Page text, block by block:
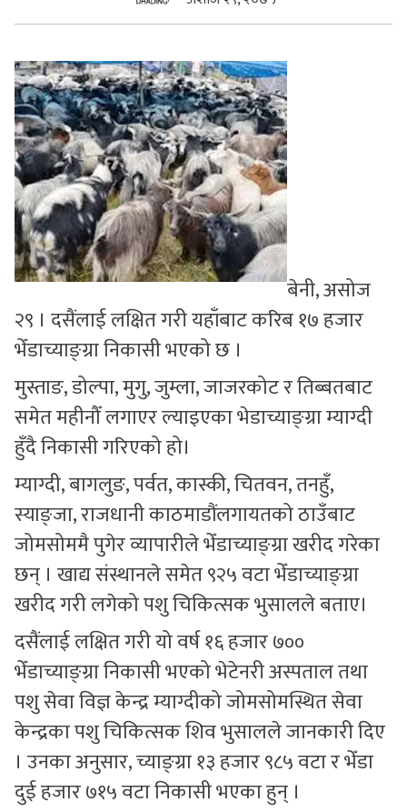
सुचनाहरु
स्वास्थ्य
भिडियो
बेनी, असोज
२९ । दसैंलाई लक्षित गरी यहाँबाट करिब १७ हजार
भेँडाच्याङ्ग्रा निकासी भएको छ ।
मुस्ताङ, डोल्पा, मुगु, जुम्ला, जाजरकोट र तिब्बतबाट
समेत महीनौँ लगाएर ल्याइएका भेडाच्याङ्ग्रा म्याग्दी
हुँदै निकासी गरिएको हो।
म्याग्दी, बागलुङ, पर्वत, कास्की, चितवन, तनहुँ,
स्याङ्जा, राजधानी काठमाडौंलगायतको ठाउँबाट
जोमसोममै पुगेर व्यापारीले भेँडाच्याङ्ग्रा खरीद गरेका
छन् । खाद्य संस्थानले समेत ९२५ वटा भेँडाच्याङ्ग्रा
खरीद गरी लगेको पशु चिकित्सक भुसालले बताए।
दसैंलाई लक्षित गरी यो वर्ष १६ हजार ७००
भेँडाच्याङ्ग्रा निकासी भएको भेटेनरी अस्पताल तथा
पशु सेवा विज्ञ केन्द्र म्याग्दीको जोमसोमस्थित सेवा
केन्द्रका पशु चिकित्सक शिव भुसालले जानकारी दिए
। उनका अनुसार, च्याङ्ग्रा १३ हजार ९८५ वटा र भेँडा
दुई हजार ७१५ वटा निकासी भएका हुन् ।